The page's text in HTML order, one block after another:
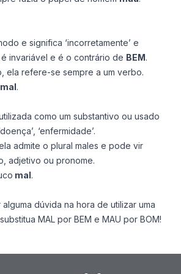
e significa ‘incorretamente’ e
é invariável e é o contrário de BEM.
ela refere-se sempre a um verbo.
mal.
como um substantivo ou usado
‘enfermidade’.
admite o plural males e pode vir
adjetivo ou pronome.
mal.
dúvida na hora de utilizar uma
MAL por BEM e MAU por BOM!